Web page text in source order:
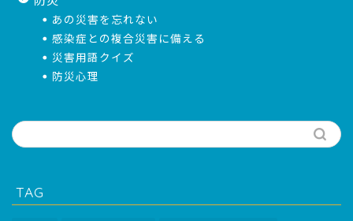
あの災害を忘れない
感染症との複合災害に備える
災害用語クイズ
防災心理
TAG